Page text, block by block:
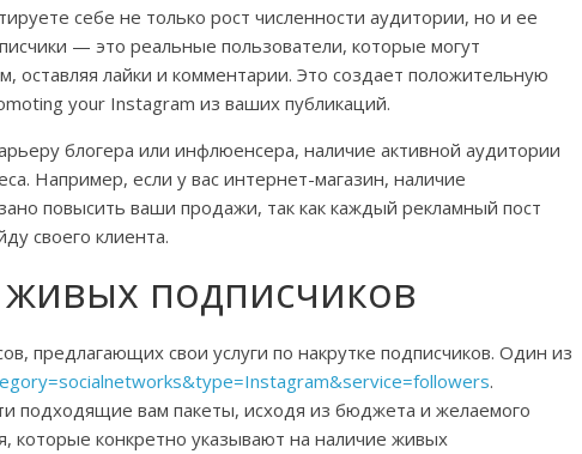
себе не только рост численности аудитории, но и ее
— это реальные пользователи, которые могут
оставляя лайки и комментарии. Это создает положительную
your Instagram из ваших публикаций.
блогера или инфлюенсера, наличие активной аудитории
Например, если у вас интернет-магазин, наличие
повысить ваши продажи, так как каждый рекламный пост
своего клиента.
живых подписчиков
предлагающих свои услуги по накрутке подписчиков. Один из
.
подходящие вам пакеты, исходя из бюджета и желаемого
которые конкретно указывают на наличие живых